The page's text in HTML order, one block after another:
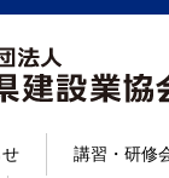
講習・研修